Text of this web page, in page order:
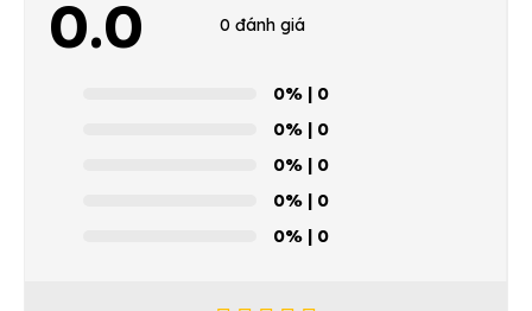
0.0 0 đánh giá
0% | 0
0% | 0
0% | 0
0% | 0
0% | 0